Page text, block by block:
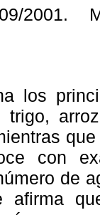
2001.
los
trigo,
con
de
afirma